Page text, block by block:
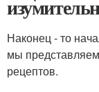
Наконец - то
мы
рецептов.